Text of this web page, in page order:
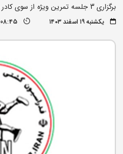
برگزاری 3 جلسه تمرین ویژه از سوی کادر فنی تیم ملی کشتی فرنگی نونهالان
یکشنبه ۱۹ اسفند ۱۴۰۳ 08:45